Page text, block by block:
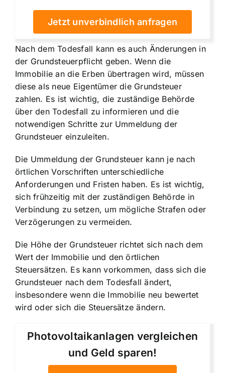
Jetzt unverbindlich anfragen
Nach dem Todesfall kann es auch Änderungen in
der Grundsteuerpflicht geben. Wenn die
Immobilie an die Erben übertragen wird, müssen
diese als neue Eigentümer die Grundsteuer
zahlen. Es ist wichtig, die zuständige Behörde
über den Todesfall zu informieren und die
notwendigen Schritte zur Ummeldung der
Grundsteuer einzuleiten.
Die Ummeldung der Grundsteuer kann je nach
örtlichen Vorschriften unterschiedliche
Anforderungen und Fristen haben. Es ist wichtig,
sich frühzeitig mit der zuständigen Behörde in
Verbindung zu setzen, um mögliche Strafen oder
Verzögerungen zu vermeiden.
Die Höhe der Grundsteuer richtet sich nach dem
Wert der Immobilie und den örtlichen
Steuersätzen. Es kann vorkommen, dass sich die
Grundsteuer nach dem Todesfall ändert,
insbesondere wenn die Immobilie neu bewertet
wird oder sich die Steuersätze ändern.
Photovoltaikanlagen vergleichen
und Geld sparen!